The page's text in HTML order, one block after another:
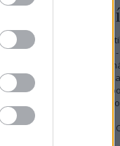
A
A 20 legjobb
A 15 legjobb időutazós film
A 10 legjobb második
50 posztapokaliptikus film,
A 10 legkreatívabb
20 film, amit látnod kellett
rész)
Ezért néz ki borzasztóan a